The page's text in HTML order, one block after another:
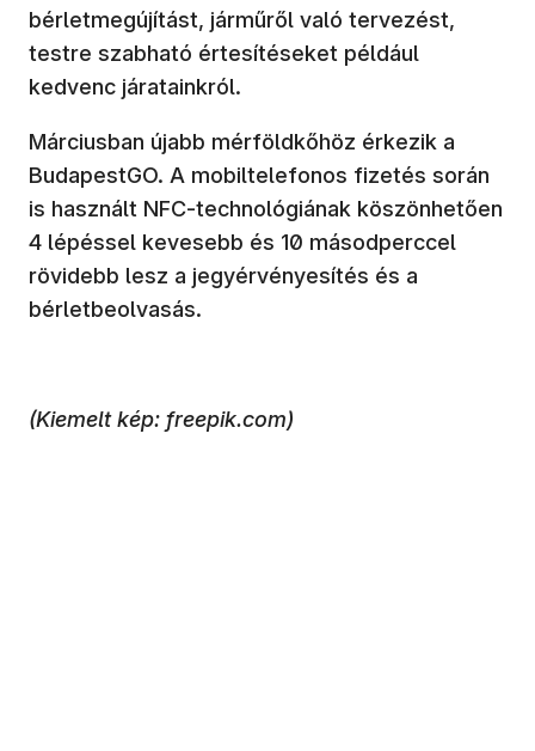
bérletmegújítást, járműről való tervezést,
testre szabható értesítéseket például
kedvenc járatainkról.
Márciusban újabb mérföldkőhöz érkezik a
BudapestGO. A mobiltelefonos fizetés során
is használt NFC-technológiának köszönhetően
4 lépéssel kevesebb és 10 másodperccel
rövidebb lesz a jegyérvényesítés és a
bérletbeolvasás.
(Kiemelt kép: freepik.com)